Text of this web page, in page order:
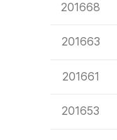
201668
201663
201661
201653